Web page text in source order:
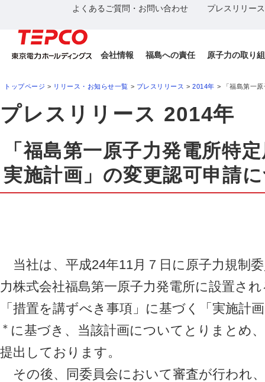
よくあるご質問・お問い合わせ プレスリリー
会社情報 福島への責任 原子力の取り
トップページ > リリース・お知らせ一覧 > プレスリリース >2014年 > 「福島第一
プレスリリース 2014年
「福島第一原子力発電所特
実施計画」の変更認可申請
当社は、平成24年11月７日に原子力規制
力株式会社福島第一原子力発電所に設置さ
「措置を講ずべき事項」に基づく「実施計
＊ に基づき、当該計画についてとりまとめ
提出しております。
その後、同委員会において審査が行われ